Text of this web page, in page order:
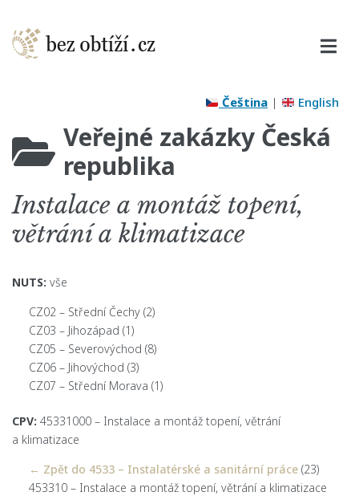
Čeština| English
Veřejné zakázky Česká
republika
Instalace a montáž topení,
větrání a klimatizace
NUTS: vše
CZ02 – Střední Čechy (2)
CZ03 – Jihozápad (1)
CZ05 – Severovýchod (8)
CZ06 – Jihovýchod (3)
CZ07 – Střední Morava (1)
CPV: 45331000 – Instalace a montáž topení, větrání
a klimatizace
← Zpět do 4533 – Instalatérské a sanitární práce (23)
453310 – Instalace a montáž topení, větrání a klimatizace